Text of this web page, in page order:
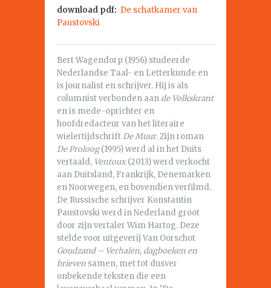
download pdf: De schatkamer van
Paustovski
Bert Wagendorp (1956) studeerde
Nederlandse Taal- en Letterkunde en
is journalist en schrijver. Hij is als
columnist verbonden aan de Volkskrant
en is mede-oprichter en
hoofdredacteur van het literaire
wielertijdschriftDe Muur. Zijn roman
De Proloog(1995) werd al in het Duits
vertaald, Ventoux(2013) werd verkocht
aan Duitsland, Frankrijk, Denemarken
en Noorwegen, en bovendien verfilmd.
De Russische schrijver Konstantin
Paustovski werd in Nederland groot
door zijn vertaler Wim Hartog. Deze
stelde voor uitgeverij Van Oorschot
Goudzand – Verhalen, dagboeken en
brieven samen, met tot dusver
onbekende teksten die een